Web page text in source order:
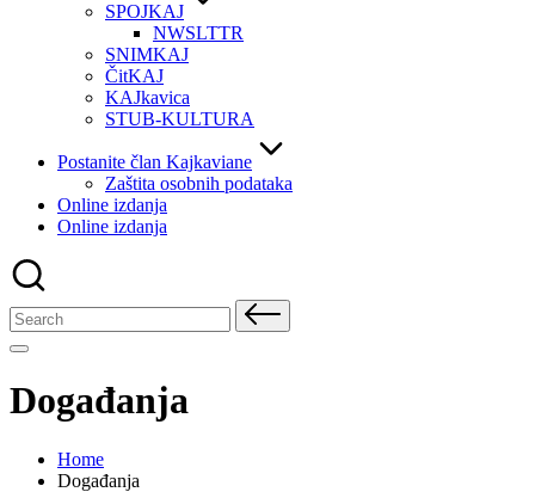
SPOJKAJ
NWSLTTR
SNIMKAJ
ČitKAJ
KAJkavica
STUB-KULTURA
Postanite član Kajkaviane
Zaštita osobnih podataka
Online izdanja
Online izdanja
Search
for:
Događanja
Home
Događanja